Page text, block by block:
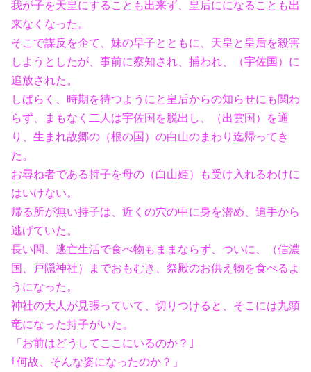
我が子を天皇にすることも出来ず、皇后にになることも出
来なくなった。
そこで謀反を企て、妹の早子とともに、天皇と皇后を殺害
しようとしたが、事前に察知され、捕われ、（宇佐国）に
追放された。
しばらく、時期を待つようにと皇后からの知らせにも関わ
らず、まもなく二人は宇佐国を脱出し、（出雲国）を通
り、生まれ故郷の（根の国）の白山のまわり迄帰ってき
た。
お尋ね者である持子を母の（白山姫）も受け入れるわけに
はいけない。
帰る所が無い持子は、近くの穴の中に身を潜め、追手から
逃げていた。
長い間、逃亡生活で食べ物もままならず、ついに、（信濃
国、戸隠神社）までおもむき、祭殿のお供え物を食べるよ
うになった。
神社の大人が見張っていて、切りつけると、そこには九頭
竜になった持子がいた。
「お前はどうしてここにいるのか？｣
｢何故、そんな姿になったのか？」